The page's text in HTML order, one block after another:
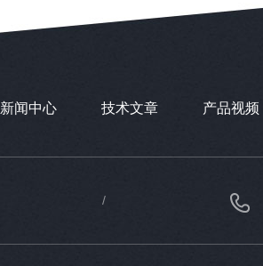
新闻中心 技术文章 产品视频